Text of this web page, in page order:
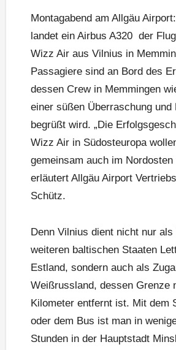
Montagabend am Allgäu
landet ein Airbus A320 der
Wizz Air aus Vilnius in
Passagiere sind an Bord des
dessen Crew in Memmingen
einer süßen Überraschung und
begrüßt wird. „Die
Wizz Air in Südosteuropa
gemeinsam auch im Nordosten
erläutert Allgäu Airport
Schütz.
Denn Vilnius dient nicht nur als
weiteren baltischen Staaten
Estland, sondern auch als
Weißrussland, dessen Grenze
Kilometer entfernt ist. Mit dem
oder dem Bus ist man in
Stunden in der Hauptstadt